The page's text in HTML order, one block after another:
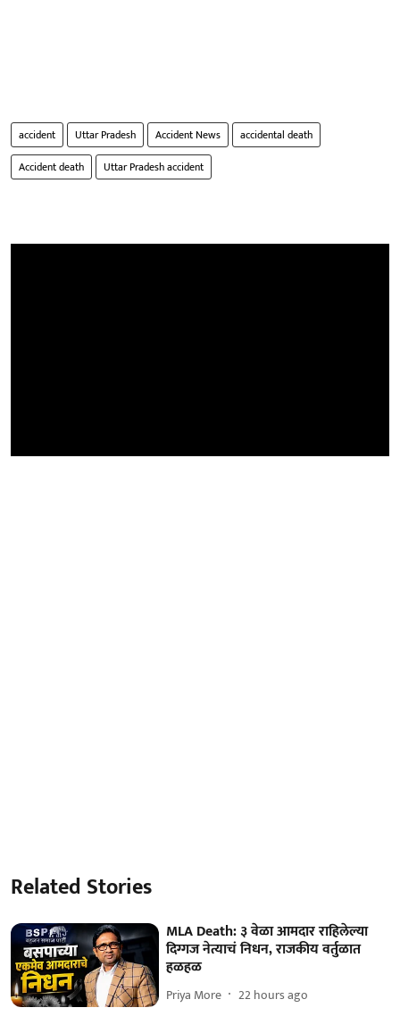
accident Uttar Pradesh Accident News
accidental death
Accident death
Uttar Pradesh accident
Related Stories
MLA Death: ३ वेळा आमदार राहिलेल्या
दिग्गज नेत्याचं निधन, राजकीय वर्तुळात
हळहळ
Priya More 22 hours ago